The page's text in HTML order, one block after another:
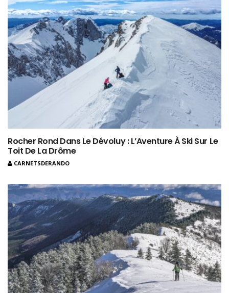
Rocher Rond Dans Le Dévoluy : L’Aventure À Ski Sur Le
Toit De La Drôme
CARNETSDERANDO